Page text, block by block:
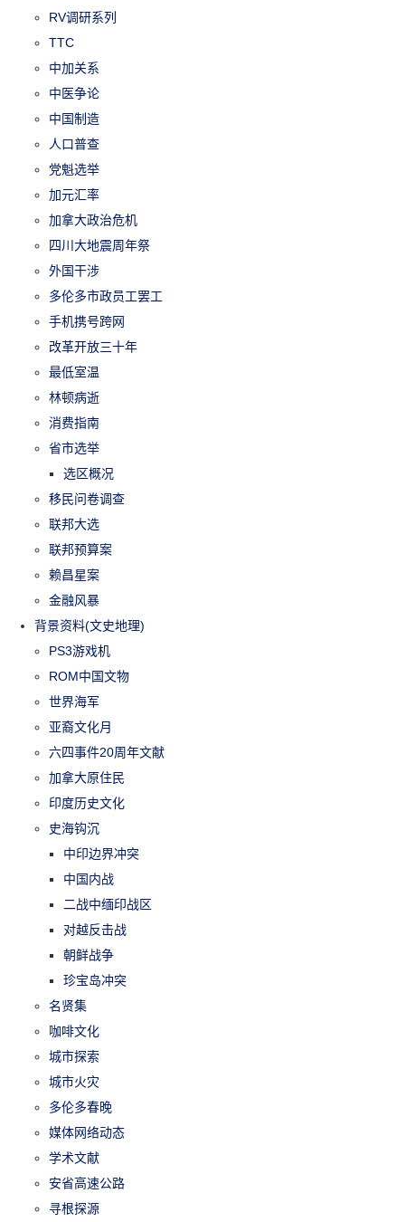
RV调研系列
TTC
中加关系
中医争论
中国制造
人口普查
党魁选举
加元汇率
加拿大政治危机
四川大地震周年祭
外国干涉
多伦多市政员工罢工
手机携号跨网
改革开放三十年
最低室温
林顿病逝
消费指南
省市选举
选区概况
移民问卷调查
联邦大选
联邦预算案
赖昌星案
金融风暴
背景资料(文史地理)
PS3游戏机
ROM中国文物
世界海军
亚裔文化月
六四事件20周年文献
加拿大原住民
印度历史文化
史海钩沉
中印边界冲突
中国内战
二战中缅印战区
对越反击战
朝鲜战争
珍宝岛冲突
名贤集
咖啡文化
城市探索
城市火灾
多伦多春晚
媒体网络动态
学术文献
安省高速公路
寻根探源